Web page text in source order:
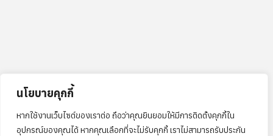
นโยบายคุกกี้
หากใช้งานเว็บไซต์ของเราต่อ ถือว่าคุณยินยอมให้มีการติดตั้งคุกกี้ใน
อุปกรณ์ของคุณได้ หากคุณเลือกที่จะไม่รับคุกกี้ เราไม่สามารถรับประกัน